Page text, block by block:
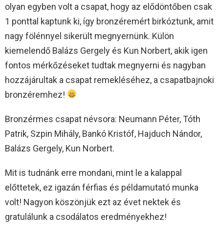
olyan egyben volt a csapat, hogy az elődöntőben csak
1 ponttal kaptunk ki, így bronzéremért birkóztunk, amit
nagy fölénnyel sikerült megnyernünk. Külön
kiemelendő Balázs Gergely és Kun Norbert, akik igen
fontos mérkőzéseket tudtak megnyerni és nagyban
hozzájárultak a csapat remekléséhez, a csapatbajnoki
bronzéremhez!
Bronzérmes csapat névsora: Neumann Péter, Tóth
Patrik, Szpin Mihály, Bankó Kristóf, Hajduch Nándor,
Balázs Gergely, Kun Norbert.
Mit is tudnánk erre mondani, mint le a kalappal
előttetek, ez igazán férfias és példamutató munka
volt! Nagyon köszönjük ezt az évet nektek és
gratulálunk a csodálatos eredményekhez!